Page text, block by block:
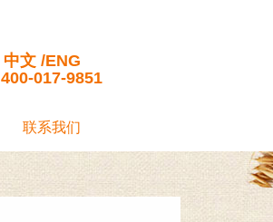
中文 /ENG
400-017-9851
联系我们